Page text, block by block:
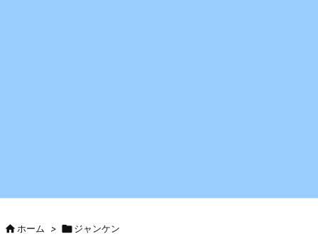
ホーム > ジャンケン